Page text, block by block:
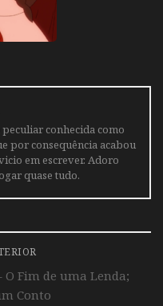
peculiar conhecida como
por consequência acabou
em escrever. Adoro
quase tudo.
Fim de uma Lenda;
Conto